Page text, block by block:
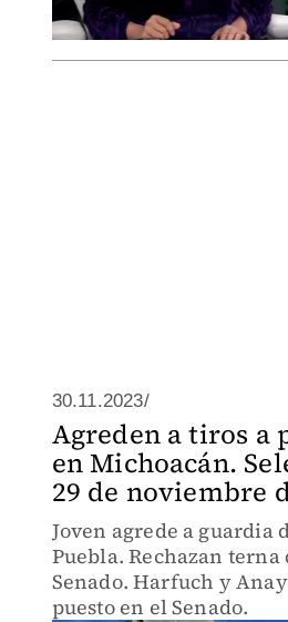
30.11.2023/
Agreden a tiros a
en Michoacán.
29 de noviembre
Joven agrede a guardia
Puebla. Rechazan terna
Senado. Harfuch y
puesto en el Senado.